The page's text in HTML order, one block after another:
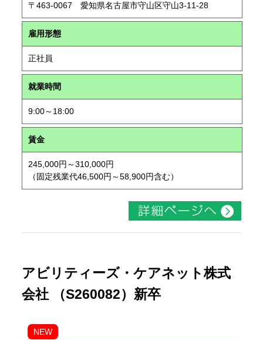
〒463-0067 愛知県名古屋市守山区守山3-11-28
雇用形態
正社員
就業時間
9:00～18:00
賃金
245,000円～310,000円
（固定残業代46,500円～58,900円含む）
アビリティーズ・ケアネット株式
会社 （S260082）新卒
NEW